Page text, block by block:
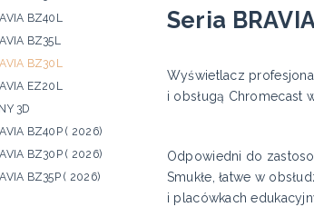
Seria
Wyświetlacz
i obsługą Chromecast
Odpowiedni do
Smukłe, łatwe w
i placówkach
BZ40L
BZ35L
BZ30L
EZ20L
3D
BZ40P ( 2026)
BZ30P ( 2026)
BZ35P ( 2026)